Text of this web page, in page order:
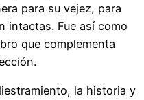
para su vejez, para
intactas. Fue así como
que complementa
la historia y